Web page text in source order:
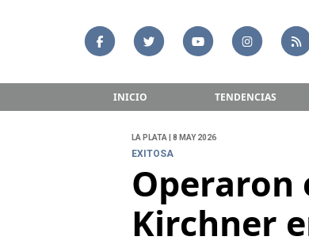
INICIO TENDENCIAS
LA PLATA | 8 MAY 2026
EXITOSA
Operaron
Kirchner